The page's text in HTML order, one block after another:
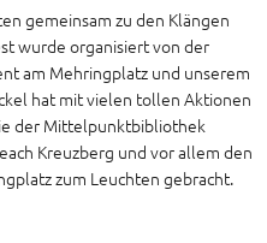
gemeinsam zu den Klängen
wurde organisiert von der
am Mehringplatz und unserem
hat mit vielen tollen Aktionen
der Mittelpunktbibliothek
Kreuzberg und vor allem den
zum Leuchten gebracht.